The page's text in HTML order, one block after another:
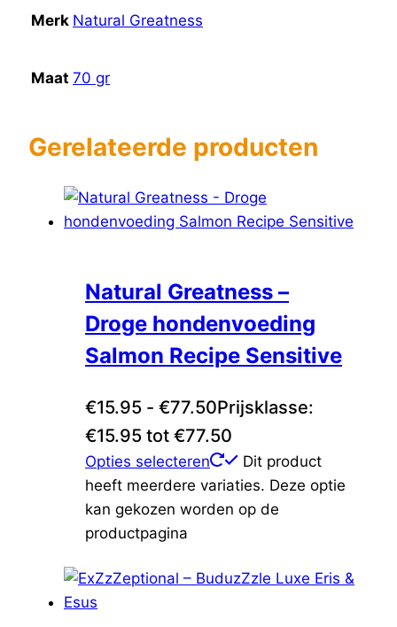
Merk Natural Greatness
Maat 70 gr
Gerelateerde producten
Natural Greatness –
Droge hondenvoeding
Salmon Recipe Sensitive
€15.95 - €77.50Prijsklasse:
€15.95 tot €77.50
Opties selecteren
Dit product
heeft meerdere variaties. Deze optie
kan gekozen worden op de
productpagina